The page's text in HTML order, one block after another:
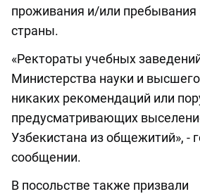
проживания и/или пребывания
страны.
«Ректораты учебных
Министерства науки и
никаких рекомендаций или
предусматривающих
Узбекистана из общежитий», -
сообщении.
В посольстве также призвали